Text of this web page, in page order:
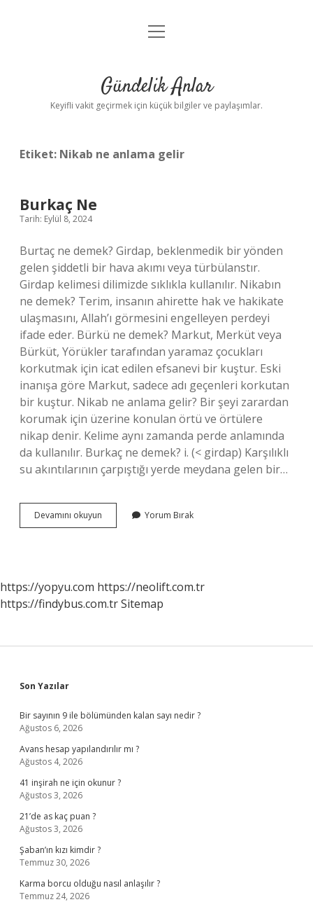
Anasayfa
Yasal Uyarı
menüyü
Gündelik Anlar
Keyifli vakit geçirmek için küçük bilgiler ve paylaşımlar.
Etiket: Nikab ne anlama gelir
Burkaç Ne
Tarih: Eylül 8, 2024
Burtaç ne demek? Girdap, beklenmedik bir yönden
gelen şiddetli bir hava akımı veya türbülanstır.
Girdap kelimesi dilimizde sıklıkla kullanılır. Nikabın
ne demek? Terim, insanın ahirette hak ve hakikate
ulaşmasını, Allah’ı görmesini engelleyen perdeyi
ifade eder. Bürkü ne demek? Markut, Merküt veya
Bürküt, Yörükler tarafından yaramaz çocukları
korkutmak için icat edilen efsanevi bir kuştur. Eski
inanışa göre Markut, sadece adı geçenleri korkutan
bir kuştur. Nikab ne anlama gelir? Bir şeyi zarardan
korumak için üzerine konulan örtü ve örtülere
nikap denir. Kelime aynı zamanda perde anlamında
da kullanılır. Burkaç ne demek? i. (< girdap) Karşılıklı
su akıntılarının çarpıştığı yerde meydana gelen bir…
Devamını okuyun
Ne
Yorum Bırak
https://yopyu.com https://neolift.com.tr
https://findybus.com.trSitemap
Sidebar
Son Yazılar
Bir sayının 9 ile bölümünden kalan sayı nedir ?
Ağustos 6, 2026
Avans hesap yapılandırılır mı ?
Ağustos 4, 2026
41 inşirah ne için okunur ?
Ağustos 3, 2026
21’de as kaç puan ?
Ağustos 3, 2026
Şaban’ın kızı kimdir ?
Temmuz 30, 2026
Karma borcu olduğu nasıl anlaşılır ?
Temmuz 24, 2026